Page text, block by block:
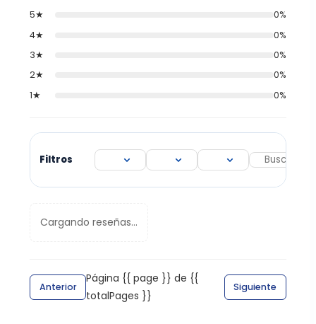
5★
0%
4★
0%
3★
0%
2★
0%
1★
0%
Filtros
Cargando reseñas...
Anterior
Página {{ page }} de {{
totalPages }}
Siguiente